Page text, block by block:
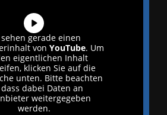
sehen gerade einen
von YouTube. Um
eigentlichen Inhalt
klicken Sie auf die
unten. Bitte beachten
dass dabei Daten an
weitergegeben
werden.